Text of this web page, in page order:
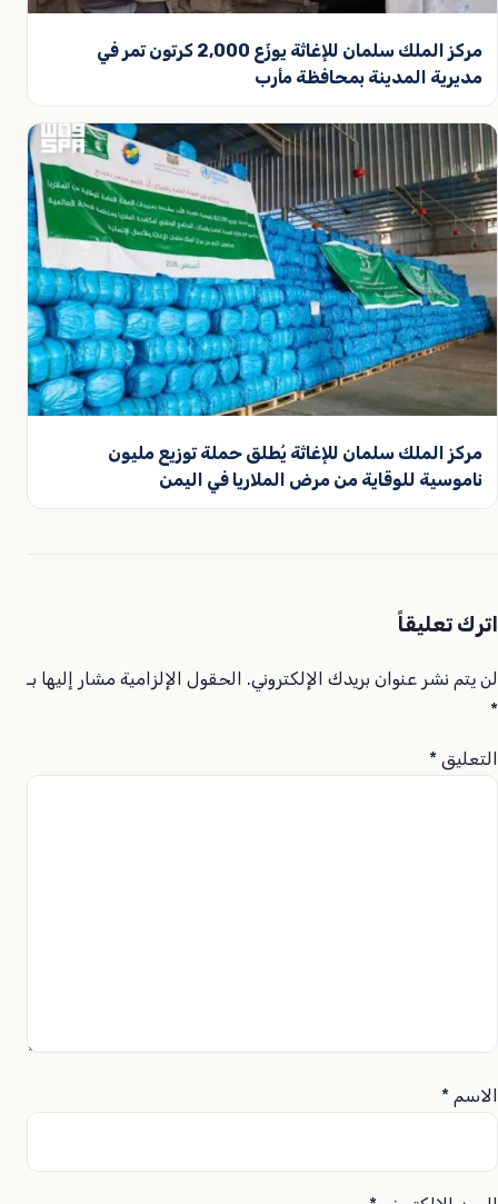
مركز الملك سلمان للإغاثة يوزّع 2,000 كرتون تمر في
مديرية المدينة بمحافظة مأرب
مركز الملك سلمان للإغاثة يُطلق حملة توزيع مليون
ناموسية للوقاية من مرض الملاريا في اليمن
اترك تعليقاً
لن يتم نشر عنوان بريدك الإلكتروني. الحقول الإلزامية مشار إليها بـ
*
التعليق *
الاسم *